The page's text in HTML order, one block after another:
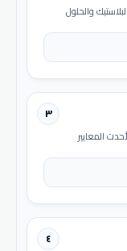
والحلول
٣
المعايير
٤